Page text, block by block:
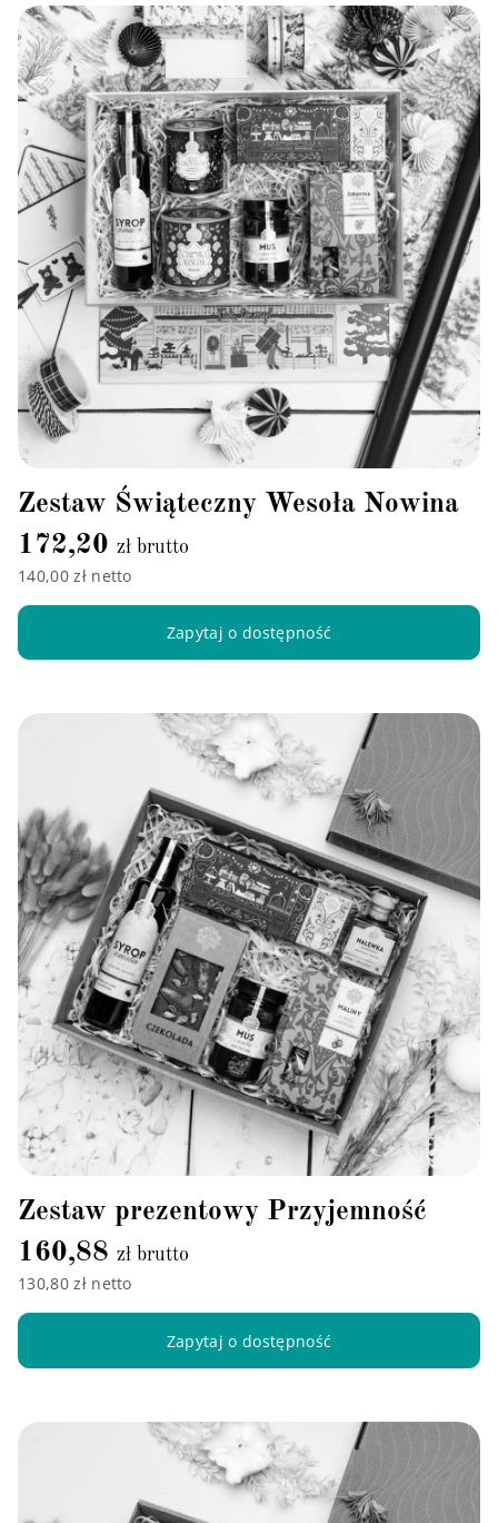
Zestaw Świąteczny Wesoła Nowina
172,20 zł brutto
140,00 zł netto
Zapytaj o dostępność
Zestaw prezentowy Przyjemność
160,88 zł brutto
130,80 zł netto
Zapytaj o dostępność